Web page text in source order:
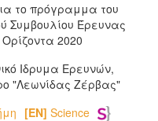
το πρόγραμμα του
Συμβουλίου Έρευνας
2020
Ιδρυμα Ερευνών,
"Λεωνίδας Ζέρβας"
[EN] Science